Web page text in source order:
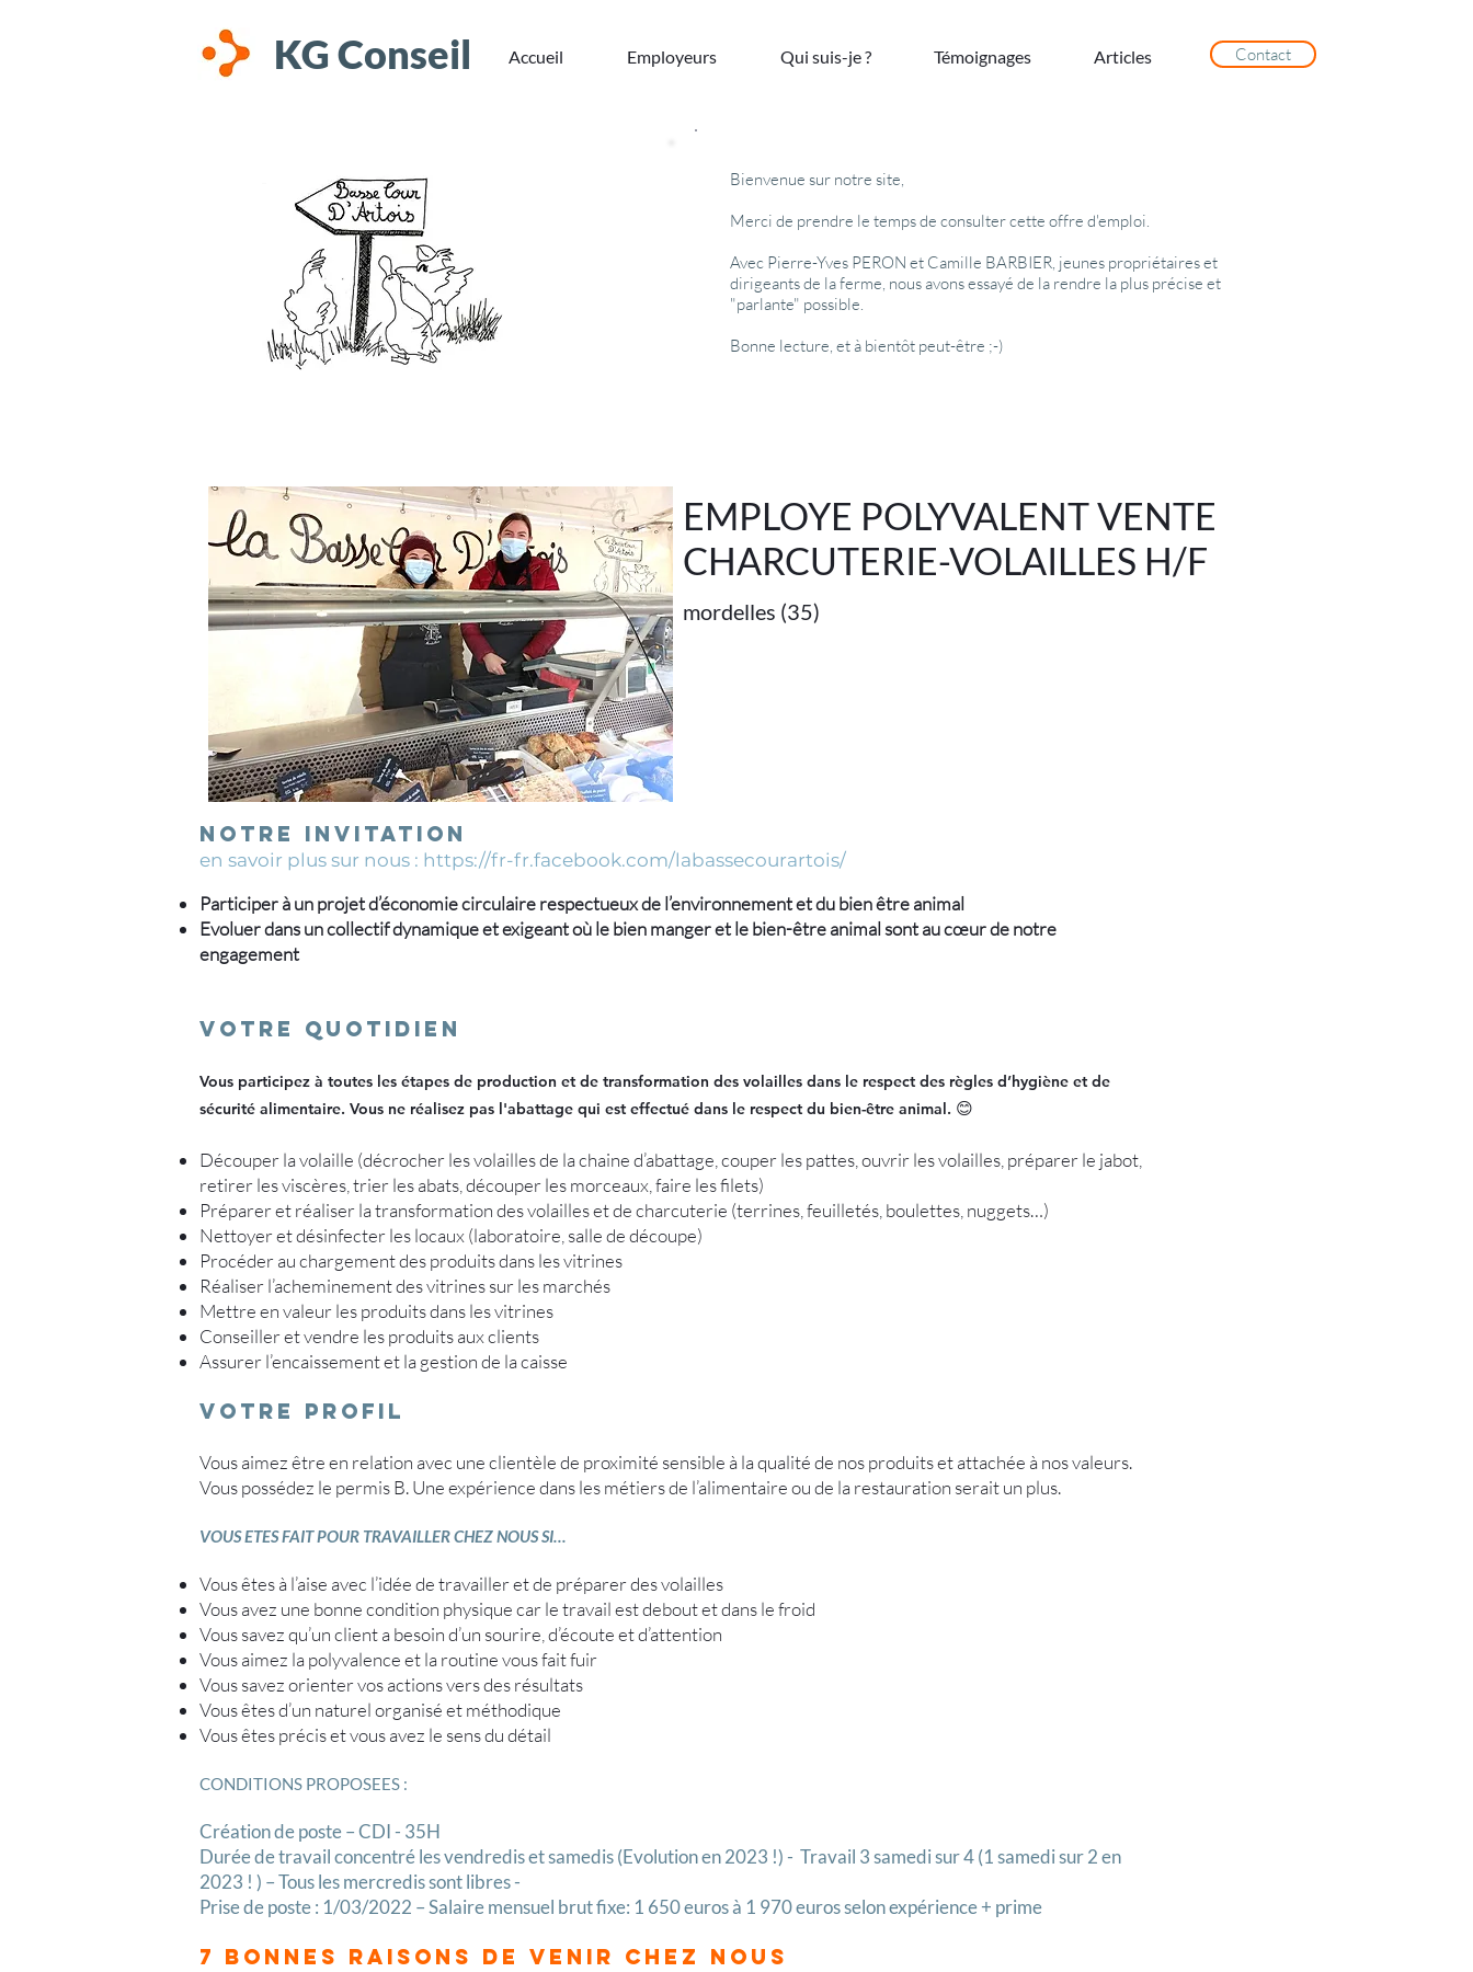
KG Conseil Accueil Employeurs Qui suis-je ? Témoignages Articles Contact
Bienvenue sur notre site,
Merci de prendre le temps de consulter cette offre d'emploi.
Avec Pierre-Yves PERON et Camille BARBIER, jeunes propriétaires et
dirigeants de la ferme, nous avons essayé de la rendre la plus précise et
"parlante" possible.
Bonne lecture, et à bientôt peut-être ;-)
EMPLOYE POLYVALENT VENTE
CHARCUTERIE-VOLAILLES H/F
mordelles (35)
Notre invitation
en savoir plus sur nous : https://fr-fr.facebook.com/labassecourartois/
Participer à un projet d’économie circulaire respectueux de l’environnement et du bien être animal
Evoluer dans un collectif dynamique et exigeant où le bien manger et le bien-être animal sont au cœur de notre
engagement
VOTRE QUOTIDIEN
Vous participez à toutes les étapes de production et de transformation des volailles dans le respect des règles d’hygiène et de
sécurité alimentaire. Vous ne réalisez pas l'abattage qui est effectué dans le respect du bien-être animal. 😊​
Découper la volaille (décrocher les volailles de la chaine d’abattage, couper les pattes, ouvrir les volailles, préparer le jabot,
retirer les viscères, trier les abats, découper les morceaux, faire les filets)
Préparer et réaliser la transformation des volailles et de charcuterie (terrines, feuilletés, boulettes, nuggets…)
Nettoyer et désinfecter les locaux (laboratoire, salle de découpe)
Procéder au chargement des produits dans les vitrines
Réaliser l’acheminement des vitrines sur les marchés
Mettre en valeur les produits dans les vitrines
Conseiller et vendre les produits aux clients
Assurer l’encaissement et la gestion de la caisse
Votre profil
Vous aimez être en relation avec une clientèle de proximité sensible à la qualité de nos produits et attachée à nos valeurs.
Vous possédez le permis B. Une expérience dans les métiers de l’alimentaire ou de la restauration serait un plus.
VOUS ETES FAIT POUR TRAVAILLER CHEZ NOUS SI…
Vous êtes à l’aise avec l’idée de travailler et de préparer des volailles
Vous avez une bonne condition physique car le travail est debout et dans le froid
Vous savez qu’un client a besoin d’un sourire, d’écoute et d’attention
Vous aimez la polyvalence et la routine vous fait fuir
Vous savez orienter vos actions vers des résultats
Vous êtes d’un naturel organisé et méthodique
Vous êtes précis et vous avez le sens du détail
CONDITIONS PROPOSEES :
Création de poste – CDI - 35H
Durée de travail concentré les vendredis et samedis (Evolution en 2023 !) - Travail 3 samedi sur 4 (1 samedi sur 2 en
2023 ! ) – Tous les mercredis sont libres -
Prise de poste : 1/03/2022 – Salaire mensuel brut fixe: 1 650 euros à 1 970 euros selon expérience + prime
7 BONNES RAISONS DE venir chez nous